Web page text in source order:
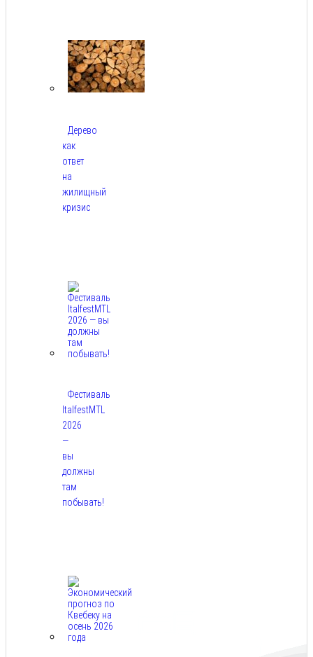
Дерево
как
ответ
на
жилищный
кризис
Фестиваль
ItalfestMTL
2026
—
вы
должны
там
побывать!